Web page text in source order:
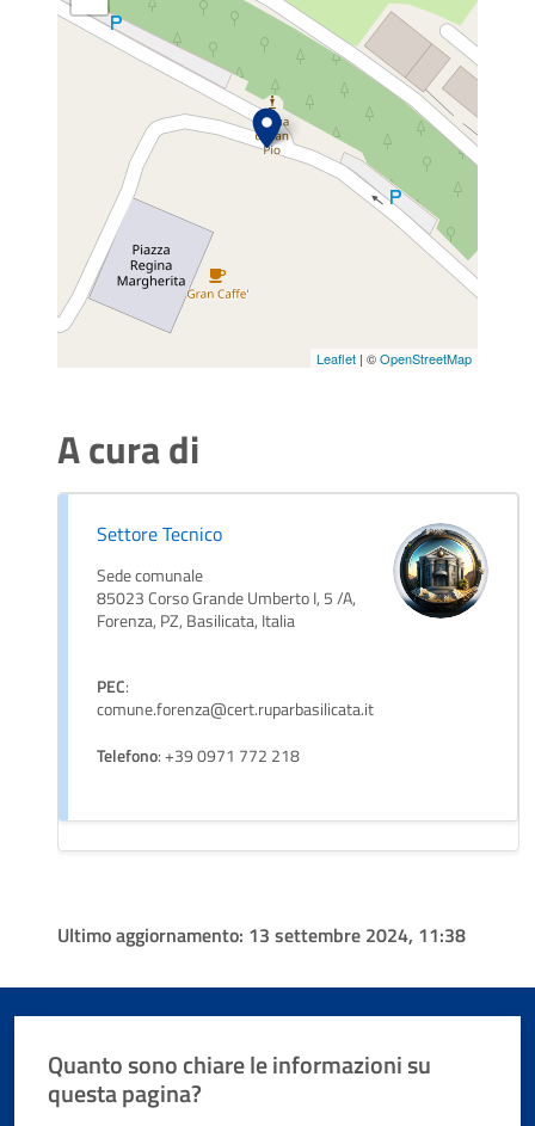
Leaflet | ©OpenStreetMap
A cura di
Settore Tecnico
Sede comunale
85023 Corso Grande Umberto I, 5 /A,
Forenza, PZ, Basilicata, Italia
PEC:
comune.forenza@cert.ruparbasilicata.it
Telefono: +39 0971 772 218
Ultimo aggiornamento: 13 settembre 2024, 11:38
Quanto sono chiare le informazioni su
questa pagina?